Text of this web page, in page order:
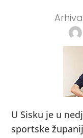
U Sisku je u
sportske